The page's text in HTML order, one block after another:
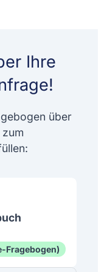
Ihre
über
Fragebogen)